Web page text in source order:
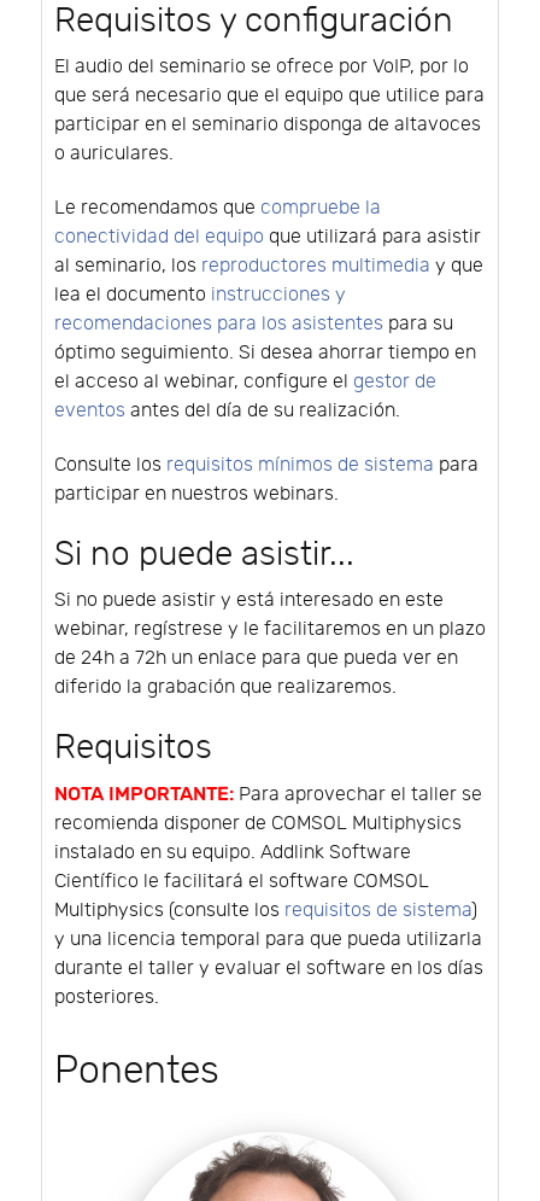
Requisitos y configuración
El audio del seminario se ofrece por VoIP, por lo
que será necesario que el equipo que utilice para
participar en el seminario disponga de altavoces
o auriculares.
Le recomendamos que compruebe la
conectividad del equipo que utilizará para asistir
al seminario, los reproductores multimedia y que
lea el documento instrucciones y
recomendaciones para los asistentes para su
óptimo seguimiento. Si desea ahorrar tiempo en
el acceso al webinar, configure el gestor de
eventos antes del día de su realización.
Consulte los requisitos mínimos de sistema para
participar en nuestros webinars.
Si no puede asistir...
Si no puede asistir y está interesado en este
webinar, regístrese y le facilitaremos en un plazo
de 24h a 72h un enlace para que pueda ver en
diferido la grabación que realizaremos.
Requisitos
NOTA IMPORTANTE: Para aprovechar el taller se
recomienda disponer de COMSOL Multiphysics
instalado en su equipo. Addlink Software
Científico le facilitará el software COMSOL
Multiphysics (consulte los requisitos de sistema)
y una licencia temporal para que pueda utilizarla
durante el taller y evaluar el software en los días
posteriores.
Ponentes